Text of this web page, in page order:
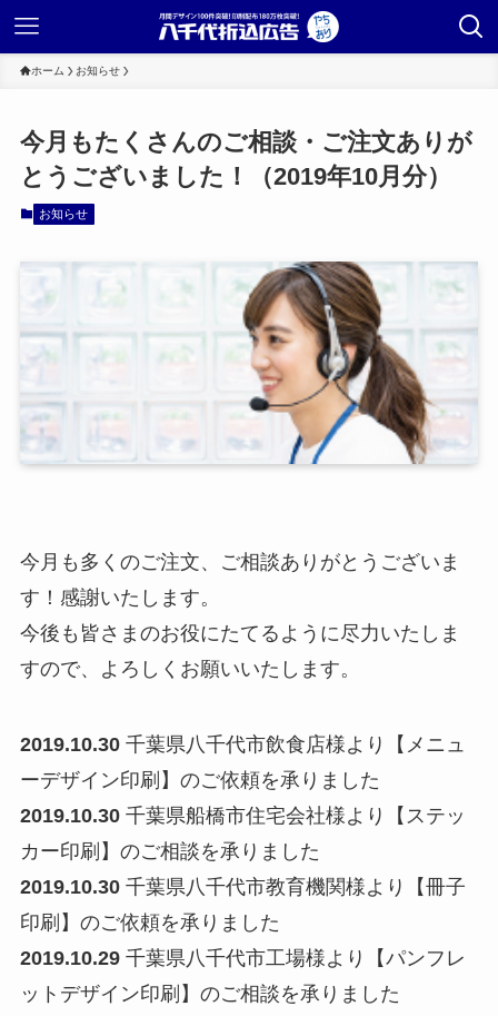
ホーム お知らせ
今月もたくさんのご相談・ご注文ありが
とうございました！（2019年10月分）
お知らせ
今月も多くのご注文、ご相談ありがとうございま
す！感謝いたします。
今後も皆さまのお役にたてるように尽力いたしま
すので、よろしくお願いいたします。
2019.10.30 千葉県八千代市飲食店様より【メニュ
ーデザイン印刷】のご依頼を承りました
2019.10.30 千葉県船橋市住宅会社様より【ステッ
カー印刷】のご相談を承りました
2019.10.30 千葉県八千代市教育機関様より【冊子
印刷】のご依頼を承りました
2019.10.29 千葉県八千代市工場様より【パンフレ
ットデザイン印刷】のご相談を承りました